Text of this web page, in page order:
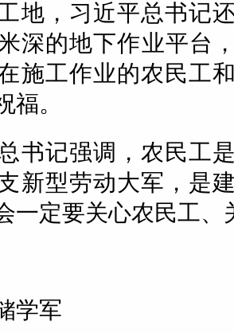
，习近平总书记还
深的地下作业平台
施工作业的农民工
福。
记强调，农民工是
新型劳动大军，是
一定要关心农民工、
军